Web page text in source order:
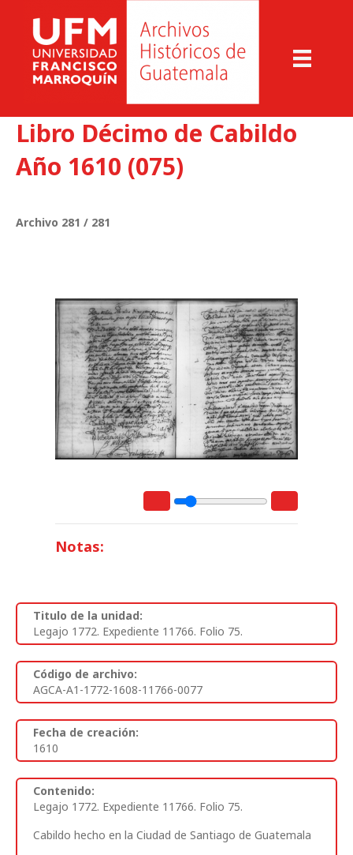
Libro Décimo de Cabildo
Año 1610 (075)
Archivo 281 / 281
Notas:
Titulo de la unidad:
Legajo 1772. Expediente 11766. Folio 75.
Código de archivo:
AGCA-A1-1772-1608-11766-0077
Fecha de creación:
1610
Contenido:
Legajo 1772. Expediente 11766. Folio 75.
Cabildo hecho en la Ciudad de Santiago de Guatemala